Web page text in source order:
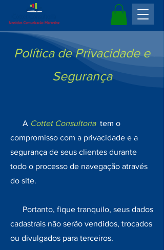
Política de Privacidade e
Segurança
A Cottet Consultoriatem o
compromisso com a privacidade e a
segurança de seus clientes durante
todo o processo de navegação através
do site.
Portanto, fique tranquilo, seus dados
cadastrais não serão vendidos, trocados
ou divulgados para terceiros.